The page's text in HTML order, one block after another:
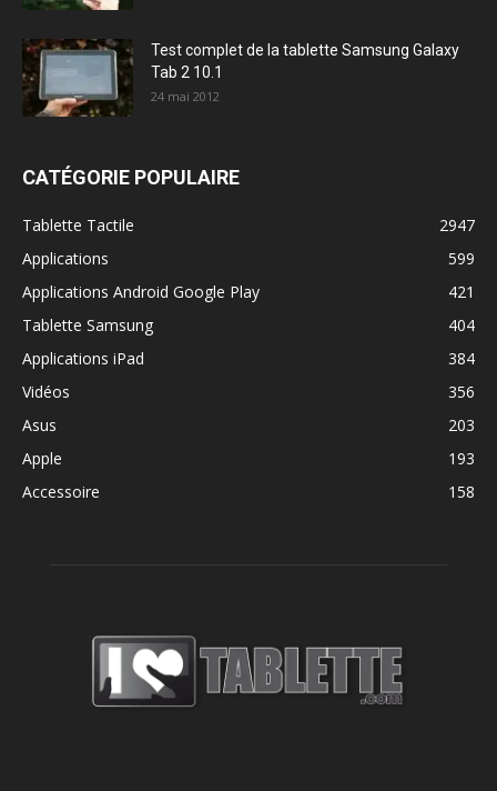
Test complet de la tablette Samsung Galaxy
Tab 2 10.1
24 mai 2012
CATÉGORIE POPULAIRE
Tablette Tactile
2947
Applications
599
Applications Android Google Play
421
Tablette Samsung
404
Applications iPad
384
Vidéos
356
Asus
203
Apple
193
Accessoire
158